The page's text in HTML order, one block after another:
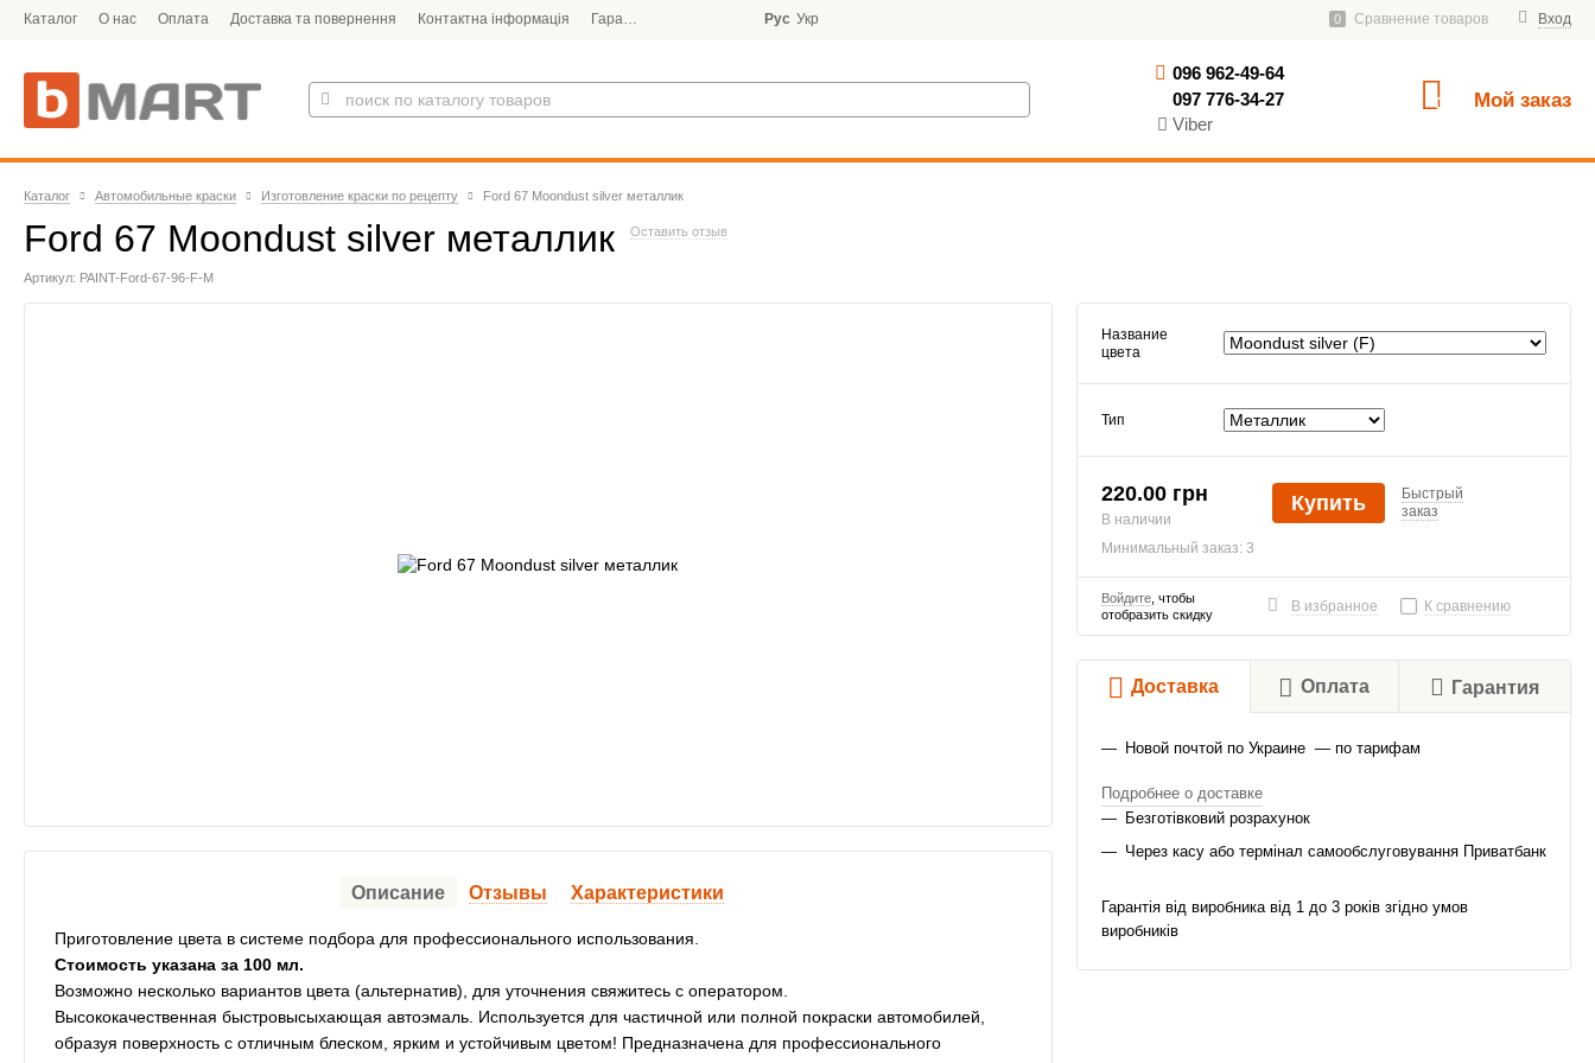
Каталог О нас Оплата Доставка та повернення Контактна інформація Гарантія Вход
0 Сравнение товаров
Рус Укр
096 962-49-64
097 776-34-27
Viber
0 Мой заказ
Каталог Автомобильные краски Изготовление краски по рецепту Ford 67 Moondust silver металлик
Ford 67 Moondust silver металлик Оставить отзыв
Артикул: PAINT-Ford-67-96-F-M
Описание Отзывы Характеристики
Приготовление цвета в системе подбора для профессионального использования.
Стоимость указана за 100 мл.
Возможно несколько вариантов цвета (альтернатив), для уточнения свяжитесь с оператором.
Высококачественная быстровысыхающая автоэмаль. Используется для частичной или полной покраски автомобилей,
образуя поверхность с отличным блеском, ярким и устойчивым цветом! Предназначена для профессионального
Название
цвета
Тип
220.00 грн
В наличии
Минимальный заказ: 3
Купить
Быстрый
заказ
Войдите, чтобы
отобразить скидку
В избранное К сравнению
Доставка Оплата Гарантия
Новой почтой по Украине — по тарифам
Подробнее о доставке
Безготівковий розрахунок
Через касу або термінал самообслуговування Приватбанк
Гарантія від виробника від 1 до 3 років згідно умов
виробників